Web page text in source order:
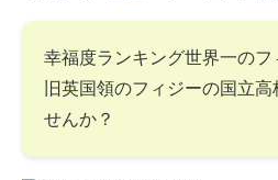
幸福度ランキング世界一のフ
旧英国領のフィジーの国立
せんか？